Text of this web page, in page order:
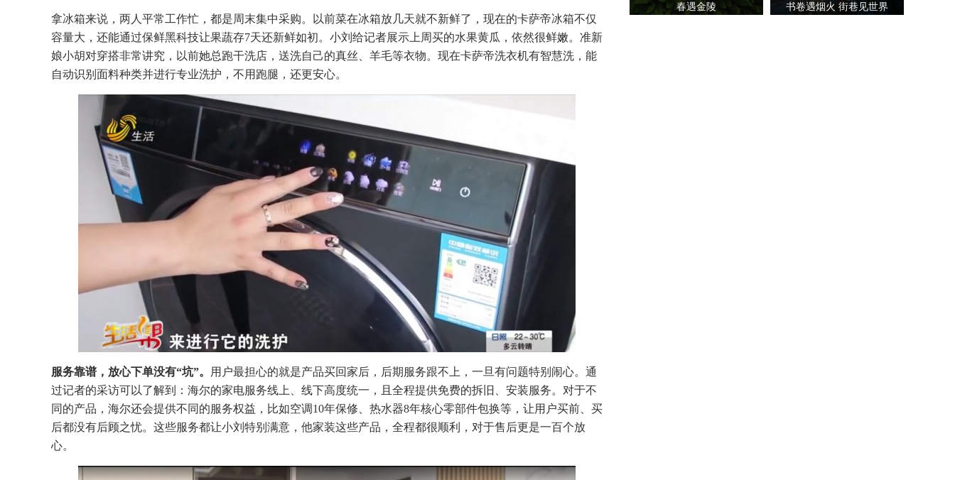
拿冰箱来说，两人平常工作忙，都是周末集中采购。以前菜在冰箱放几天就不新鲜了，现在的卡萨帝冰箱不仅
容量大，还能通过保鲜黑科技让果蔬存7天还新鲜如初。小刘给记者展示上周买的水果黄瓜，依然很鲜嫩。准新
娘小胡对穿搭非常讲究，以前她总跑干洗店，送洗自己的真丝、羊毛等衣物。现在卡萨帝洗衣机有智慧洗，能
自动识别面料种类并进行专业洗护，不用跑腿，还更安心。
服务靠谱，放心下单没有“坑”。
用户最担心的就是产品买回家后，后期服务跟不上，一旦有问题特别闹心。通
过记者的采访可以了解到：海尔的家电服务线上、线下高度统一，且全程提供免费的拆旧、安装服务。对于不
同的产品，海尔还会提供不同的服务权益，比如空调10年保修、热水器8年核心零部件包换等，让用户买前、买
后都没有后顾之忧。这些服务都让小刘特别满意，他家装这些产品，全程都很顺利，对于售后更是一百个放
心。
春遇金陵 书卷遇烟火 街巷见世界